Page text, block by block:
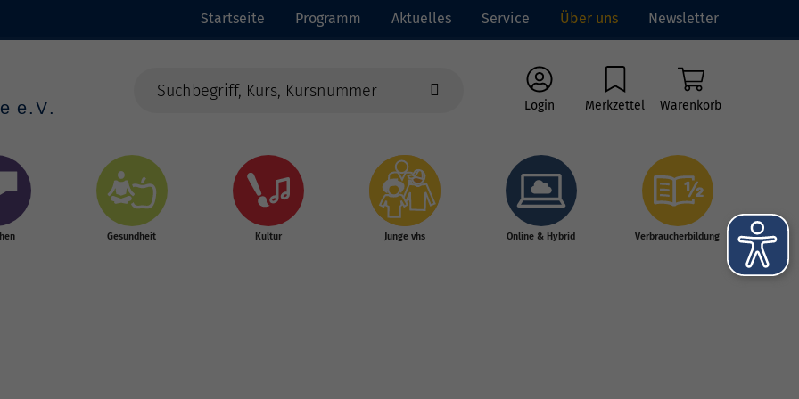
Startseite Programm Aktuelles Service Über uns Newsletter
Login Merkzettel Warenkorb
Gesundheit Kultur Junge vhs Online & Hybrid Verbraucherbildung